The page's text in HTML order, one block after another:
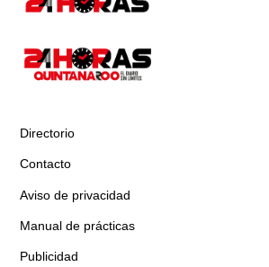
Directorio
Contacto
Aviso de privacidad
Manual de prácticas
Publicidad